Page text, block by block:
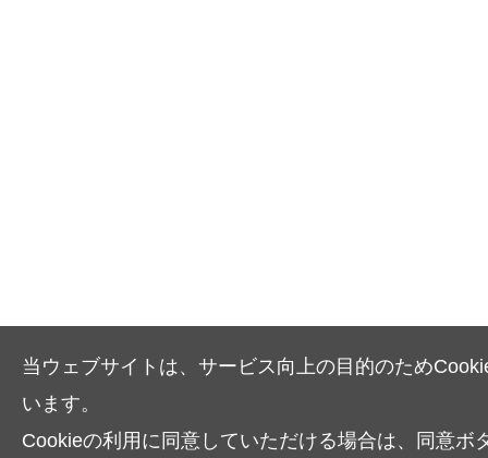
当ウェブサイトは、サービス向上の目的のため
います。
Cookieの利用に同意していただける場合は、同意ボ